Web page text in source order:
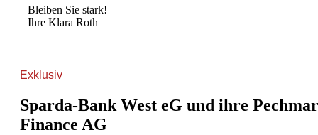
Bleiben Sie stark!
Ihre Klara Roth
Exklusiv
Sparda-Bank West eG und ihre
Finance AG